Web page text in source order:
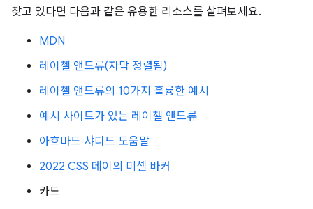
찾고 있다면 다음과 같은 유용한 리소스를 살펴보세요.
MDN
레이첼 앤드류(자막 정렬됨)
레이첼 앤드류의 10가지 훌륭한 예시
예시 사이트가 있는 레이첼 앤드류
아흐마드 샤디드 도움말
2022 CSS 데이의 미셸 바커
카드